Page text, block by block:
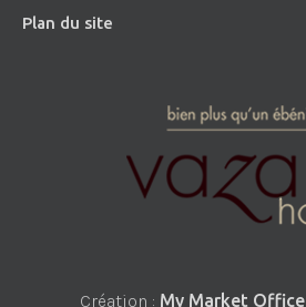
Plan du site
Création : My Market Office